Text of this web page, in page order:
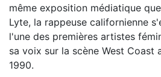
même exposition médiatique
Lyte, la rappeuse californienne
l'une des premières artistes
sa voix sur la scène West Coast
1990.